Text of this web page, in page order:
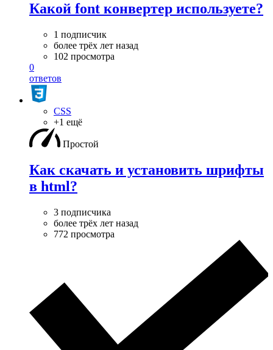
Какой font конвертер используете?
1 подписчик
более трёх лет назад
102 просмотра
0
ответов
CSS
+1 ещё
Простой
Как скачать и установить шрифты
в html?
3 подписчика
более трёх лет назад
772 просмотра